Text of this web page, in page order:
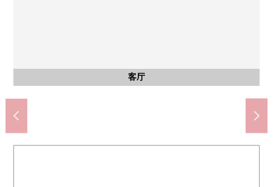
客厅
外观
客厅
厨房
洗脸
公共汽车
厕所
阳台
阳台
阳台
风景
西式房间
西式房间
收纳
室内
阳台
阳台
收纳
室内
室内
室内
室内
收纳
世田谷区立明正小学(约1720m)
步行22分钟
世田谷区立砧中学(约2100m)
步行27分钟
区立来看交流广场(约440m)
步行6分钟
800幸成城商店(约970m)
步行13分钟
峰会商店喜多见站前店(约1400m)
步行18分钟
OdakyuOX成城商店(约1710m)
步行22分钟
成城山坳Ti(约1710m)
步行22分钟